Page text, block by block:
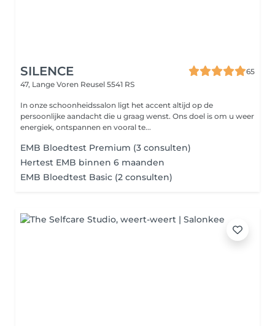
SILENCE
65
47, Lange Voren Reusel 5541 RS
In onze schoonheidssalon ligt het accent altijd op de
persoonlijke aandacht die u graag wenst. Ons doel is om u weer
energiek, ontspannen en vooral te...
EMB Bloedtest Premium (3 consulten)
Hertest EMB binnen 6 maanden
EMB Bloedtest Basic (2 consulten)